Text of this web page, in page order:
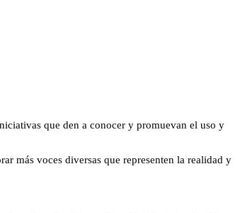
que den a conocer y promuevan el uso y
más voces diversas que representen la realidad y